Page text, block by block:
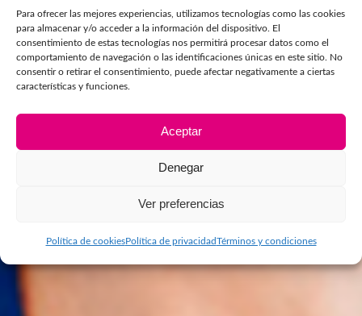
Para ofrecer las mejores experiencias, utilizamos tecnologías como las cookies
para almacenar y/o acceder a la información del dispositivo. El
consentimiento de estas tecnologías nos permitirá procesar datos como el
comportamiento de navegación o las identificaciones únicas en este sitio. No
consentir o retirar el consentimiento, puede afectar negativamente a ciertas
características y funciones.
Aceptar
Denegar
Ver preferencias
Política de cookiesPolítica de privacidadTérminos y condiciones